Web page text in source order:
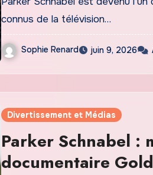
connus de la télévision…
Sophie Renard juin 9, 2026
Divertissement et Médias
Parker Schnabel :
documentaire